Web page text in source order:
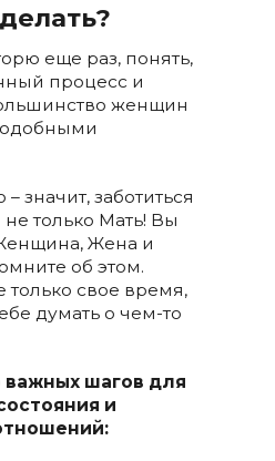
еще раз, понять,
процесс и
женщин
значит, заботиться
только Мать! Вы
Жена и
об этом.
только свое время,
думать о чем-то
важных шагов для
и